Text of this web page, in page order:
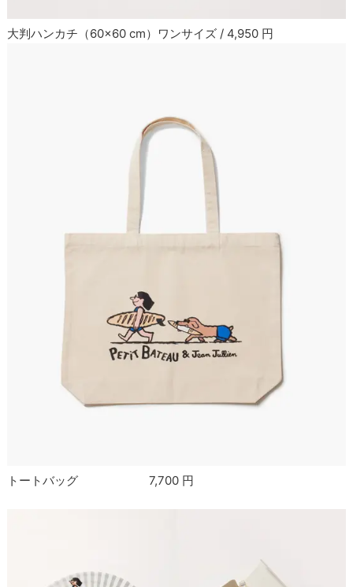
大判ハンカチ（60×60 cm）ワンサイズ / 4,950 円
トートバッグ 7,700 円